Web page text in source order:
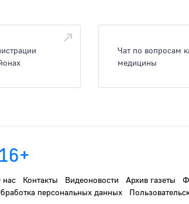
Чат по вопросам
медицины
16+
нас Контакты Видеоновости Архив газеты
персональных данных